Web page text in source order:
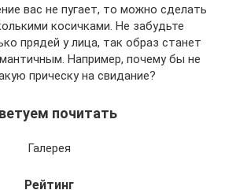
вас не пугает, то можно сделать
косичками. Не забудьте
прядей у лица, так образ станет
Например, почему бы не
прическу на свидание?
почитать
Галерея
Рейтинг